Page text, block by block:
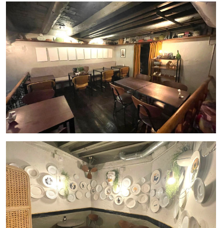
brindando estabilidad y proyección a largo plazo para su
negocio.
No deje pasar esta oportunidad de inversión en el dinámico
sector de la hostelería en Barcelona. Contáctenos para más
detalles y visitas.